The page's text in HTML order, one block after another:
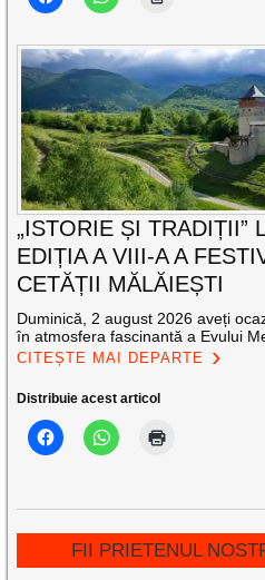
„ISTORIE ȘI TRADIȚII”
EDIȚIA A VIII-A A
CETĂȚII MĂLĂIEȘTI
Duminică, 2 august 2026 aveți
în atmosfera fascinantă a Evului
CITEȘTE MAI DEPARTE
Distribuie acest articol
FII PRIETENUL